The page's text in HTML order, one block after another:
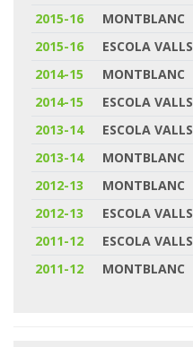
2015-16 MONTBLANC
2015-16
ESCOLA VALLS
2014-15
MONTBLANC
2014-15
ESCOLA VALLS
2013-14
ESCOLA VALLS
2013-14
MONTBLANC
2012-13
MONTBLANC
2012-13
ESCOLA VALLS
2011-12
ESCOLA VALLS
2011-12
MONTBLANC